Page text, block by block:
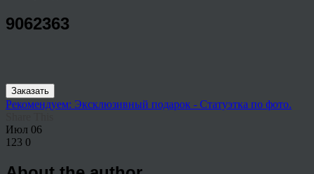
9062363
Заказать
Рекомендуем: Эксклюзивный подарок - Статуэтка по фото.
Июл 06
123 0